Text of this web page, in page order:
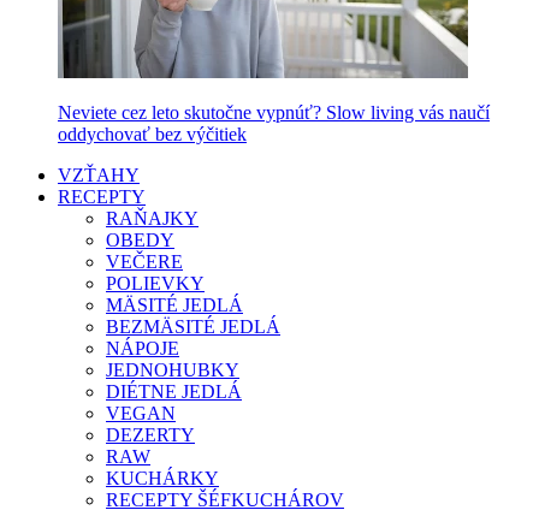
Neviete cez leto skutočne vypnúť? Slow living vás naučí
oddychovať bez výčitiek
VZŤAHY
RECEPTY
RAŇAJKY
OBEDY
VEČERE
POLIEVKY
MÄSITÉ JEDLÁ
BEZMÄSITÉ JEDLÁ
NÁPOJE
JEDNOHUBKY
DIÉTNE JEDLÁ
VEGAN
DEZERTY
RAW
KUCHÁRKY
RECEPTY ŠÉFKUCHÁROV